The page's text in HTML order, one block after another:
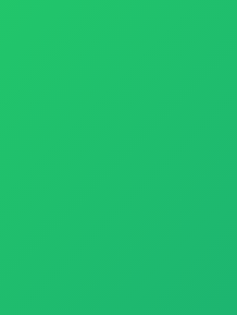
#001 (NOVO)